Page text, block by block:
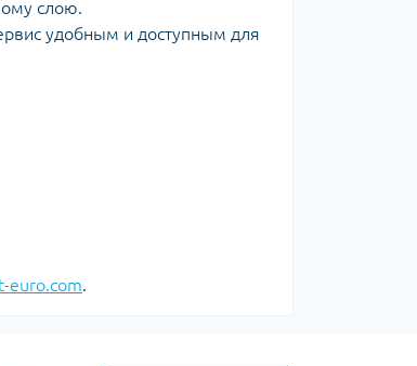
слою.
удобным и доступным для
euro.com.